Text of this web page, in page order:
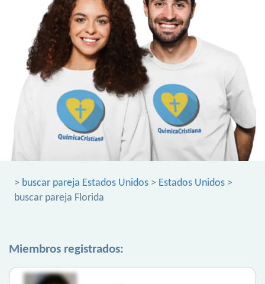
> buscar pareja Estados Unidos > Estados Unidos >
buscar pareja Florida
Miembros registrados: